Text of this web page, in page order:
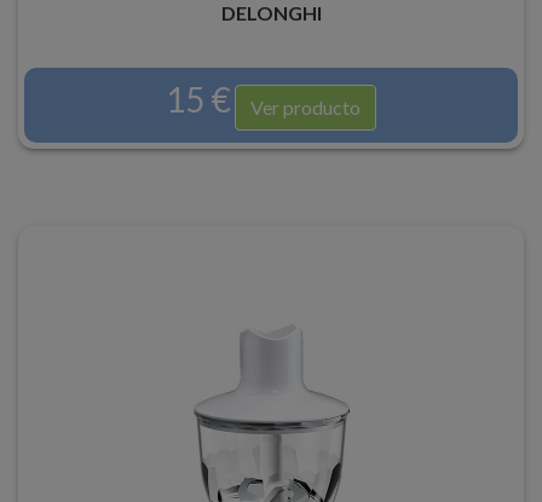
DELONGHI
15 € Ver producto